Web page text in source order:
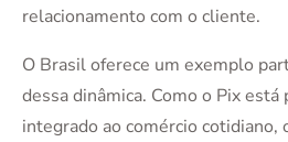
relacionamento com o cliente.
O Brasil oferece um exemplo
dessa dinâmica. Como o Pix
integrado ao comércio cotidiano,